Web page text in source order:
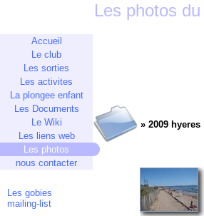
Les photos
Accueil
Le club
Les sorties
Les activites
La plongee enfant
Les Documents
Le Wiki
Les liens web
Les photos
nous contacter
Les gobies
mailing-list
» 2009 hyeres